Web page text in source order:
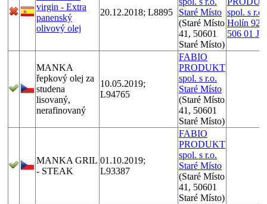
virgin - Extra
panenský
olivový olej
20.12.2018; L8895
Staré Místo
(Staré Místo
41, 50601
Staré Místo)
spol. s r.o.,
Holín 92,
506 01
MANKA
řepkový olej za
studena
lisovaný,
nerafinovaný
10.05.2019;
L94765
FABIO
PRODUKT
spol. s r.o.
Staré Místo
(Staré Místo
41, 50601
Staré Místo)
MANKA GRIL
- STEAK
01.10.2019;
L93387
FABIO
PRODUKT
spol. s r.o.
Staré Místo
(Staré Místo
41, 50601
Staré Místo)